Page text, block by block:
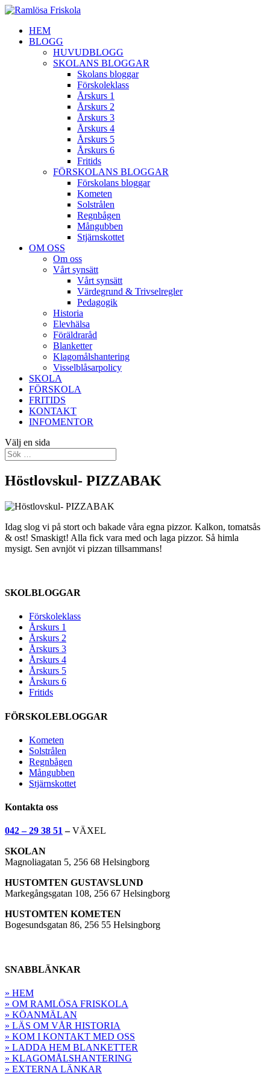
HEM
BLOGG
HUVUDBLOGG
SKOLANS BLOGGAR
Skolans bloggar
Förskoleklass
Årskurs 1
Årskurs 2
Årskurs 3
Årskurs 4
Årskurs 5
Årskurs 6
Fritids
FÖRSKOLANS BLOGGAR
Förskolans bloggar
Kometen
Solstrålen
Regnbågen
Mångubben
Stjärnskottet
OM OSS
Om oss
Vårt synsätt
Vårt synsätt
Värdegrund & Trivselregler
Pedagogik
Historia
Elevhälsa
Föräldraråd
Blanketter
Klagomålshantering
Visselblåsarpolicy
SKOLA
FÖRSKOLA
FRITIDS
KONTAKT
INFOMENTOR
Välj en sida
Höstlovskul- PIZZABAK
Idag slog vi på stort och bakade våra egna pizzor. Kalkon, tomatsås
& ost! Smaskigt! Alla fick vara med och laga pizzor. Så himla
mysigt. Sen avnjöt vi pizzan tillsammans!
SKOLBLOGGAR
Förskoleklass
Årskurs 1
Årskurs 2
Årskurs 3
Årskurs 4
Årskurs 5
Årskurs 6
Fritids
FÖRSKOLEBLOGGAR
Kometen
Solstrålen
Regnbågen
Mångubben
Stjärnskottet
Kontakta oss
042 – 29 38 51–VÄXEL
SKOLAN
Magnoliagatan 5, 256 68 Helsingborg
HUSTOMTEN GUSTAVSLUND
Markegångsgatan 108, 256 67 Helsingborg
HUSTOMTEN KOMETEN
Bogesundsgatan 86, 256 55 Helsingborg
SNABBLÄNKAR
» HEM
» OM RAMLÖSA FRISKOLA
» KÖANMÄLAN
» LÄS OM VÅR HISTORIA
» KOM I KONTAKT MED OSS
» LADDA HEM BLANKETTER
» KLAGOMÅLSHANTERING
» EXTERNA LÄNKAR